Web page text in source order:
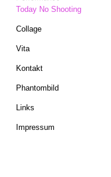
Today No Shooting
Collage
Vita
Kontakt
Phantombild
Links
Impressum